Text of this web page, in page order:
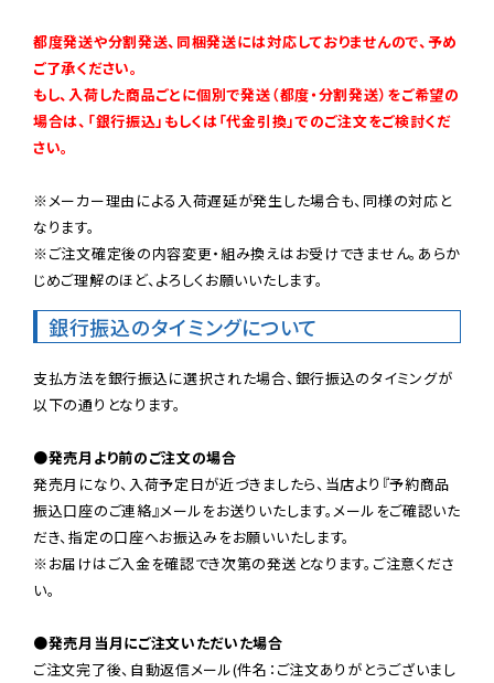
都度発送や分割発送、同梱発送には対応しておりませんので、予め
ご了承ください。
もし、入荷した商品ごとに個別で発送（都度・分割発送）をご希望の
場合は、「銀行振込」もしくは「代金引換」でのご注文をご検討くだ
さい。
※メーカー理由による入荷遅延が発生した場合も、同様の対応と
なります。
※ご注文確定後の内容変更・組み換えはお受けできません。あらか
じめご理解のほど、よろしくお願いいたします。
銀行振込のタイミングについて
支払方法を銀行振込に選択された場合、銀行振込のタイミングが
以下の通りとなります。
●発売月より前のご注文の場合
発売月になり、入荷予定日が近づきましたら、当店より『予約商品
振込口座のご連絡』メールをお送りいたします。メールをご確認いた
だき、指定の口座へお振込みをお願いいたします。
※お届けはご入金を確認でき次第の発送となります。ご注意くださ
い。
●発売月当月にご注文いただいた場合
ご注文完了後、自動返信メール(件名：ご注文ありがとうございまし